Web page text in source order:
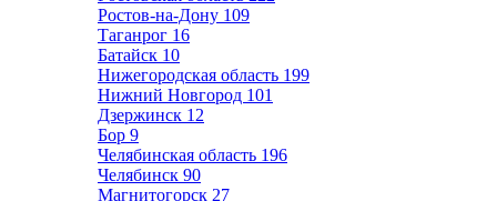
Ростов-на-Дону 109
Таганрог 16
Батайск 10
Нижегородская область 199
Нижний Новгород 101
Дзержинск 12
Бор 9
Челябинская область 196
Челябинск 90
Магнитогорск 27